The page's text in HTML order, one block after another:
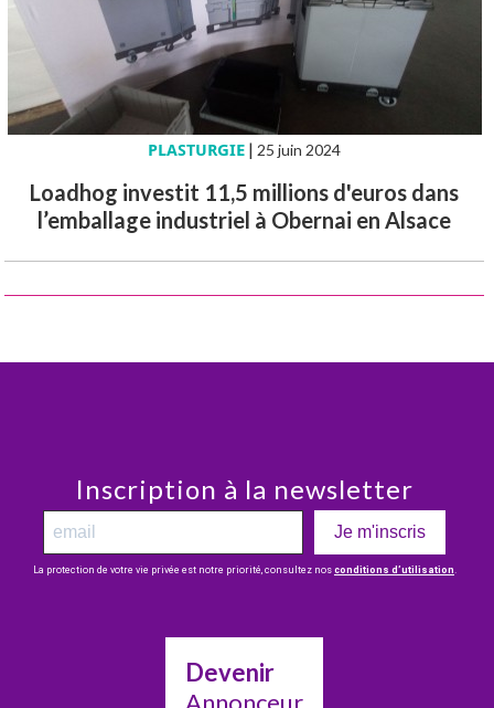
PLASTURGIE | 25 juin 2024
Loadhog investit 11,5 millions d'euros dans
l’emballage industriel à Obernai en Alsace
Inscription à la newsletter
Je m'inscris
La protection de votre vie privée est notre priorité, consultez nos conditions d’utilisation
Devenir
Annonceur